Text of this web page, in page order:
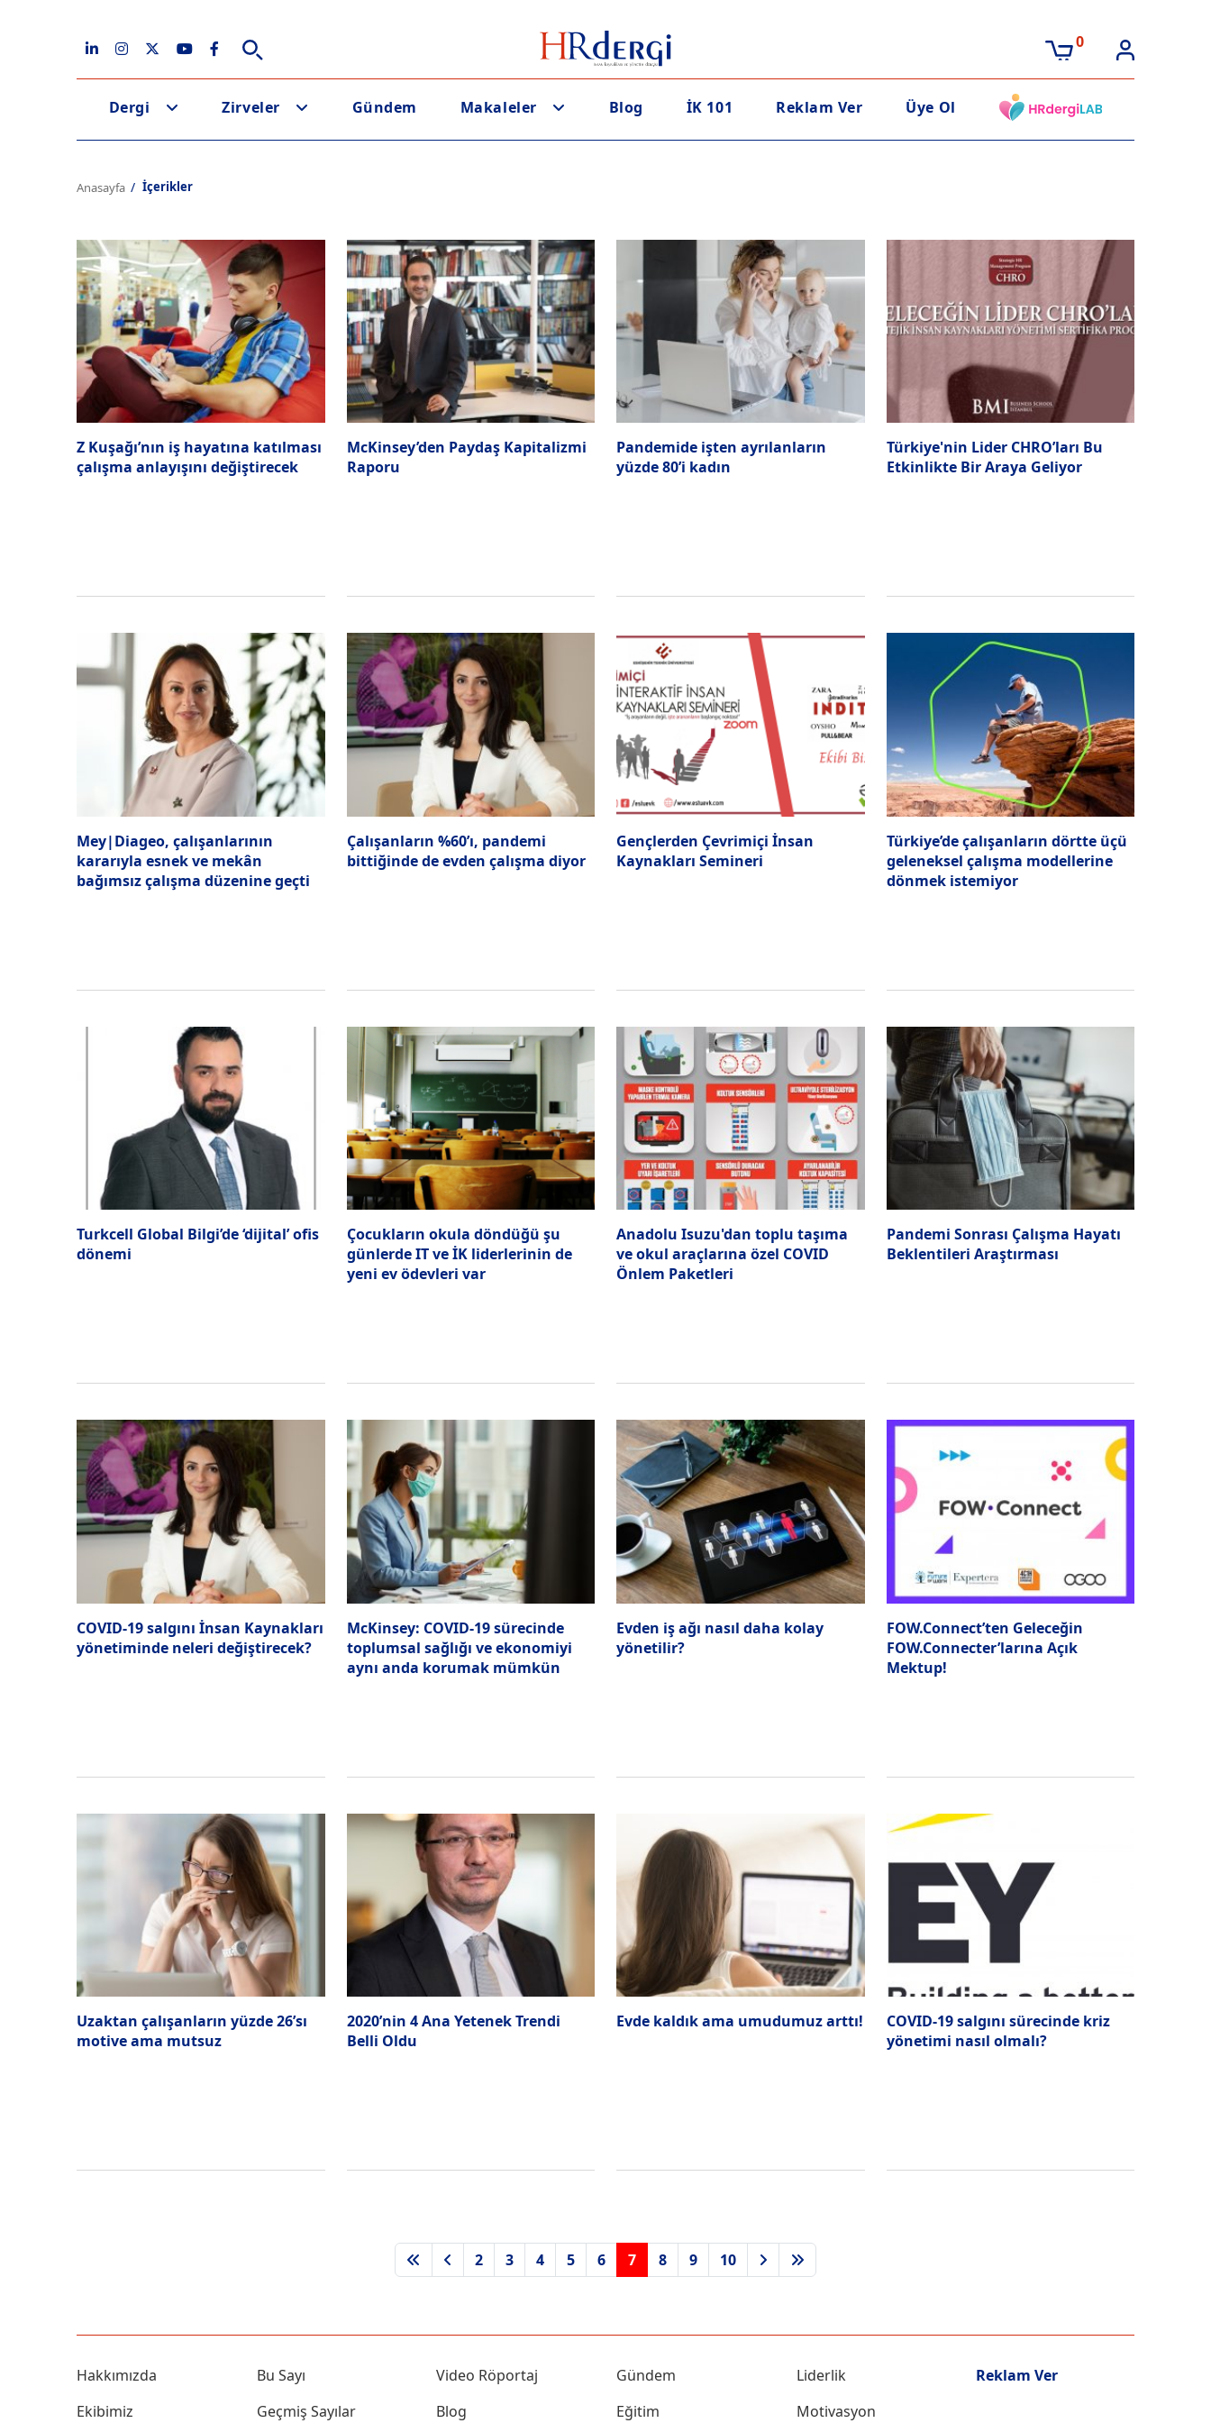
0
Dergi Zirveler Gündem Makaleler Blog İK 101 Reklam Ver Üye Ol
Anasayfa İçerikler
Z Kuşağı’nın iş hayatına katılması
çalışma anlayışını değiştirecek
McKinsey’den Paydaş Kapitalizmi
Raporu
Pandemide işten ayrılanların
yüzde 80’i kadın
Türkiye'nin Lider CHRO’ları Bu
Etkinlikte Bir Araya Geliyor
Mey|Diageo, çalışanlarının
kararıyla esnek ve mekân
bağımsız çalışma düzenine geçti
Çalışanların %60’ı, pandemi
bittiğinde de evden çalışma diyor
Gençlerden Çevrimiçi İnsan
Kaynakları Semineri
Türkiye’de çalışanların dörtte üçü
geleneksel çalışma modellerine
dönmek istemiyor
Turkcell Global Bilgi’de ‘dijital’ ofis
dönemi
Çocukların okula döndüğü şu
günlerde IT ve İK liderlerinin de
yeni ev ödevleri var
Anadolu Isuzu'dan toplu taşıma
ve okul araçlarına özel COVID
Önlem Paketleri
Pandemi Sonrası Çalışma Hayatı
Beklentileri Araştırması
COVID-19 salgını İnsan Kaynakları
yönetiminde neleri değiştirecek?
McKinsey: COVID-19 sürecinde
toplumsal sağlığı ve ekonomiyi
aynı anda korumak mümkün
Evden iş ağı nasıl daha kolay
yönetilir?
FOW.Connect’ten Geleceğin
FOW.Connecter’larına Açık
Mektup!
Uzaktan çalışanların yüzde 26’sı
motive ama mutsuz
2020’nin 4 Ana Yetenek Trendi
Belli Oldu
Evde kaldık ama umudumuz arttı!
COVID-19 salgını sürecinde kriz
yönetimi nasıl olmalı?
2 3 4 5 6 7 8 9 10
Hakkımızda
Ekibimiz
Bu Sayı
Geçmiş Sayılar
Video Röportaj
Blog
Gündem
Eğitim
Liderlik
Motivasyon
Reklam Ver